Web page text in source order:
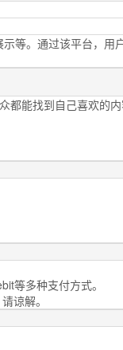
等。通过该平台，
能找到自己喜欢的内
等多种支付方式。
谅解。